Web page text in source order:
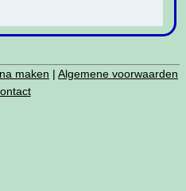
maken | Algemene voorwaarden